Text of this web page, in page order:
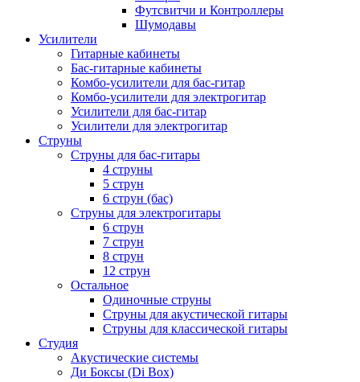
Футсвитчи и Контроллеры
Шумодавы
Усилители
Гитарные кабинеты
Бас-гитарные кабинеты
Комбо-усилители для бас-гитар
Комбо-усилители для электрогитар
Усилители для бас-гитар
Усилители для электрогитар
Струны
Струны для бас-гитары
4 струны
5 струн
6 струн (бас)
Струны для электрогитары
6 струн
7 струн
8 струн
12 струн
Остальное
Одиночные струны
Струны для акустической гитары
Струны для классической гитары
Студия
Акустические системы
Ди Боксы (Di Box)